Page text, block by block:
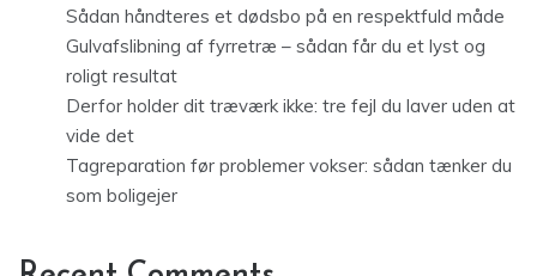
Sådan håndteres et dødsbo på en respektfuld måde
Gulvafslibning af fyrretræ – sådan får du et lyst og
roligt resultat
Derfor holder dit træværk ikke: tre fejl du laver uden at
vide det
Tagreparation før problemer vokser: sådan tænker du
som boligejer